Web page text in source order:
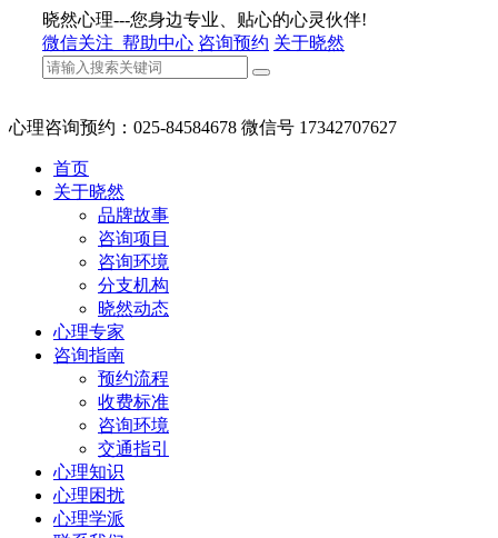
晓然心理---您身边专业、贴心的心灵伙伴!
微信关注 帮助中心 咨询预约 关于晓然
心理咨询预约：025-84584678 微信号 17342707627
首页
关于晓然
品牌故事
咨询项目
咨询环境
分支机构
晓然动态
心理专家
咨询指南
预约流程
收费标准
咨询环境
交通指引
心理知识
心理困扰
心理学派